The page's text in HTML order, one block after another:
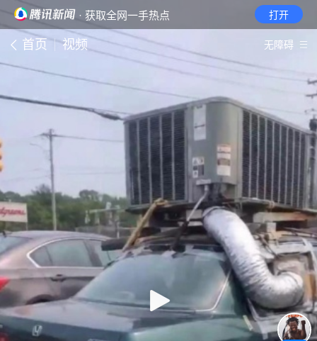
· 获取全网一手热点 打开
首页 视频 无障碍